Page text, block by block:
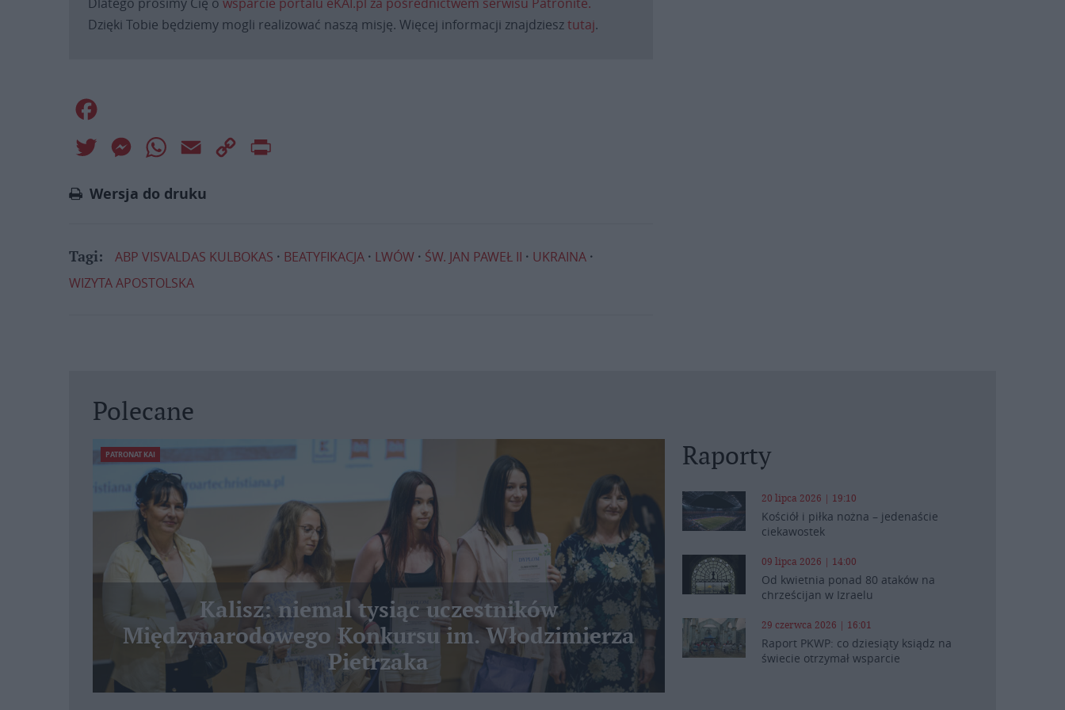
Dzięki Tobie będziemy mogli realizować naszą misję. Więcej informacji znajdziesztutaj.
Twitter MessengerWhatsApp
Email
Copy
Wersja do druku
Tagi: ABP VISVALDAS KULBOKAS BEATYFIKACJA LWÓW ŚW. JAN PAWEŁ II
UKRAINA
WIZYTA APOSTOLSKA
Polecane
PATRONAT KAI
Kalisz: niemal tysiąc uczestników
Międzynarodowego Konkursu im. Włodzimierza
Pietrzaka
Raporty
20 lipca 2026 | 19:10
Kościół i piłka nożna – jedenaście
ciekawostek
09 lipca 2026 | 14:00
Od kwietnia ponad 80 ataków na
chrześcijan w Izraelu
29 czerwca 2026 | 16:01
Raport PKWP: co dziesiąty ksiądz na
świecie otrzymał wsparcie